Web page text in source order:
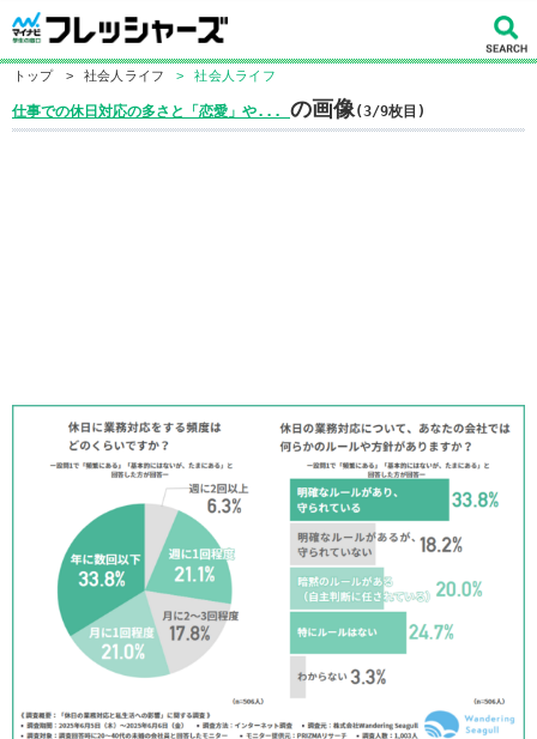
トップ > 社会人ライフ > 社会人ライフ
仕事での休日対応の多さと「恋愛」や... の画像(3/9枚目)